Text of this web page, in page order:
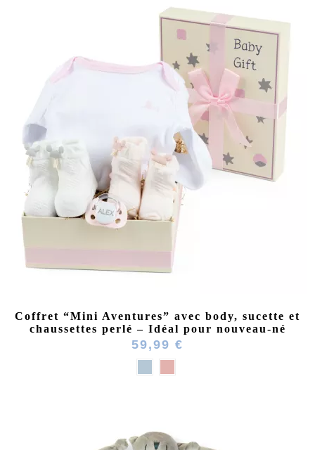
Coffret “Mini Aventures” avec body, sucette et
chaussettes perlé – Idéal pour nouveau-né
59,99 €